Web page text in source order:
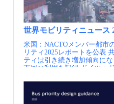
条件を対象に分析を行い、
対する利用ニーズ自体は高
常的に選択できる環境が制
ない状況が示されました。住
有を前提としており、シェ
手段として入り込みにくい
JUSTNEXUS は、普及しな
ビスの問題に還元するのでは
かを問い直す必要性を提示しまし
制度が前提としている移動行動
アモビリティが普及しない
考えると概ねカバーしてい
対象は、定期・不定期の公
ーリング（相乗り）、ライ
（UBER等のライドシェア）
状況は提供していない）。
2017年に定時制サービスが
年にその他の手段の義務付
れました。 なお、このポー
タ用)といったデータ規格は
審議会「オープンデータに関
おける規格委員会（経路選
イムな経路確認まで行えま
ートの提案、最寄りの公共
駅の構内から競技会場まで
らドアまでの詳細な旅程情報
推奨ルートがピンク色で表
いている経路へ誘導するこ
が図られています。 乗車券
全にペーパーレスで行うこと
上で直接購入できました。
間中に約120万回ダウンロー
ック期間中は約93万ユーザ
ドを後押しし、公共交通を
車中心のインフラがもたら
ことで、健康への配慮を持
ティ計画（SUMP）に統合し
です。 その実践のために、
引き「Mobility is key for
健康の鍵）」を提供してい
は、既存の科学文献を総合的
動や交通に特に関連する健康
さ）、サイクラビリティ（
すさ）、公共交通、自動車
う5つの主要分野に分類して
世界モビリティニュース
米国：NACTOメンバー都市
リティ2025レポートを公表 共有マイクロモビリ
ティは引き続き増加傾向にな
万回の利用を記録 ドイツ：ドイツ連邦交通省、
るプロジェクト「MoveOn2
語） 欧州：欧州全域を1枚の鉄道切符で、欧州
委が利用促進へ予約簡素化提案 ラス